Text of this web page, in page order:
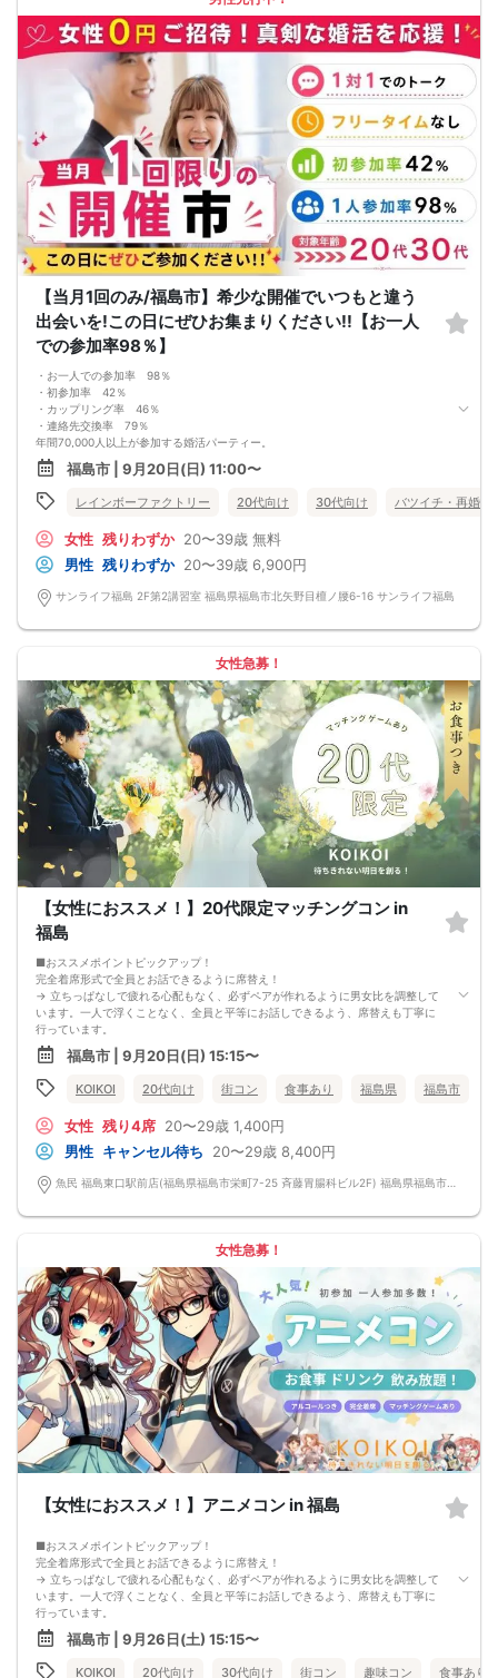
【当月1回のみ/福島市】希少な開催でいつもと違う
出会いを!この日にぜひお集まりください!!【お一人
での参加率98％】
・お一人での参加率 98％
・初参加率 42％
・カップリング率 46％
・連絡先交換率 79％
年間70,000人以上が参加する婚活パーティー。
お一人で参加されることを考えたスタイルで、98％の方がお一人で参加されてい
ます。
真剣に婚活されている方だけを対象とした小規模な婚活イベントで、空いた時間
を利用してお気軽に婚活が可能です。
Q：服装は？
A：皆様カジュアルな服装でご参加されています。
Q：参加費の支払い方法は？
A：当日に受付にてお支払いいただきます。（参加費は現金払いのみです）
Q：持ち物は？
ルでお送りします。必ずレインボーファクトリーのメールアドレスを受信許可設
定してください。（お申し込み後、オミカレから届くメールにレインボーファク
トリーのメールアドレスが記載されています。）
・本人様確認について
受付にて公的な本人確認書類（免許証、保険証など）をご提示いただきますの
で、ご予約時は必ず本名をご入力ください。
・遅刻について
遅刻は他の参加者様のご迷惑となるため、厳禁です。お時間に余裕を持ってお越
しください。
・中止判断タイミング・中止連絡
最少催行人数に満たない場合など、ご予約状況により、開催を中止する場合がご
ざいます。その場合、開催時刻の最大90分前までにご連絡いたします。※ただし、
ありません。開催中止となった場合のご連絡は、ご登録のメールアドレスへお送
りいたします。
・男女比について
男女差が2名以内程度になるよう人数調整を行っておりますが、ご予約のキャンセ
ル等によりバランスが崩れる場合がございます。バランスが崩れたことによる返
金等は一切ございませんので予めご了承ください。
・人数について
最少催行人数：ご予約人数4名以上
最大催行人数：ご予約人数18名程度
・飲食について
当イベントにおいて飲食の提供はございません。
・保証制度について
金し、無償での開催を行います。
福島市 | 9月20日(日) 11:00〜
レインボーファクトリー 20代向け 30代向け バツイチ・再婚
女性 残りわずか 20〜39歳 無料
男性 残りわずか 20〜39歳 6,900円
サンライフ福島 2F第2講習室 福島県福島市北矢野目檀ノ腰6-16 サンライフ福島
女性急募！
【女性におススメ！】20代限定マッチングコン in
福島
■おススメポイントピックアップ！
完全着席形式で全員とお話できるように席替え！
→ 立ちっぱなしで疲れる心配もなく、必ずペアが作れるように男女比を調整して
います。一人で浮くことなく、全員と平等にお話しできるよう、席替えも丁寧に
行っています。
会話を盛り上げるプロフィールシート！
→ 趣味や好みからスムーズに会話がスタート！「何を話そう…」と悩むことな
く、共通の話題で盛り上がれます。
自然なつながりをサポートするマッチングゲーム開催！
返却されるので安心です。
■最少催行人数
男女2対2
■中止判断タイミング
前日20時、または開催6時間前の時点で最少開催人数に満たない場合
→ お酒が飲めない方にはソフトドリンクも豊富にご用意しています！
福島市 | 9月20日(日) 15:15〜
KOIKOI 20代向け 街コン 食事あり 福島県 福島市
女性 残り4席 20〜29歳 1,400円
男性 キャンセル待ち 20〜29歳 8,400円
女性急募！
【女性におススメ！】アニメコン in 福島
■おススメポイントピックアップ！
完全着席形式で全員とお話できるように席替え！
→ 立ちっぱなしで疲れる心配もなく、必ずペアが作れるように男女比を調整して
います。一人で浮くことなく、全員と平等にお話しできるよう、席替えも丁寧に
行っています。
会話を盛り上げるプロフィールシート＆アニメ一覧表！
→ 趣味や好みからスムーズに会話がスタート！「何を話そう…」と悩むことな
く、共通の話題で盛り上がれます。
福島市 | 9月26日(土) 15:15〜
KOIKOI 20代向け 30代向け 街コン 趣味コン 食事あり